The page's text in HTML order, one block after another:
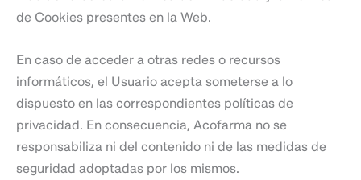
de Cookies presentes en la Web.
En caso de acceder a otras redes o recursos
informáticos, el Usuario acepta someterse a lo
dispuesto en las correspondientes políticas de
privacidad. En consecuencia, Acofarma no se
responsabiliza ni del contenido ni de las medidas de
seguridad adoptadas por los mismos.